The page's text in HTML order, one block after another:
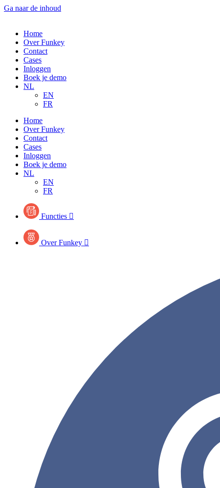
Ga naar de inhoud
Home
Over Funkey
Contact
Cases
Inloggen
Boek je demo
NL
EN
FR
Home
Over Funkey
Contact
Cases
Inloggen
Boek je demo
NL
EN
FR
Functies 
Over Funkey 